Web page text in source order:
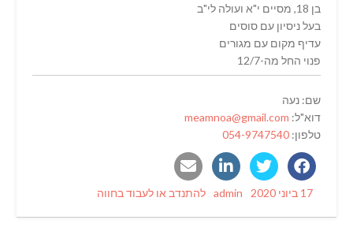
בן 18, מסיים י"א ועולה לי"ב
בעל ניסיון עם סוסים
עדיף מקום עם מגורים
פנוי החל מה-12/7
שם: נעה
דוא"ל: meamnoa@gmail.com
טלפון: 054-9747540
Posted
17 ביוני 2020 Author
admin
Categories
להתנדב או לעבוד בחווה